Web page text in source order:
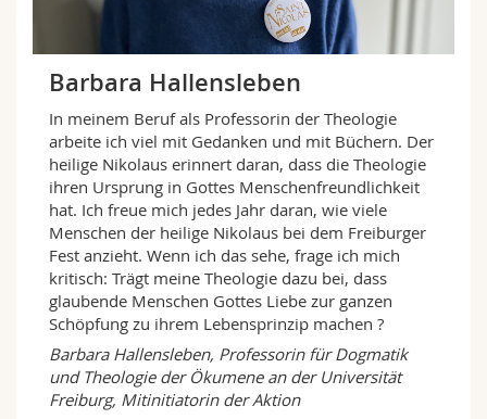
Barbara Hallensleben
In meinem Beruf als Professorin der Theologie
arbeite ich viel mit Gedanken und mit Büchern. Der
heilige Nikolaus erinnert daran, dass die Theologie
ihren Ursprung in Gottes Menschenfreundlichkeit
hat. Ich freue mich jedes Jahr daran, wie viele
Menschen der heilige Nikolaus bei dem Freiburger
Fest anzieht. Wenn ich das sehe, frage ich mich
kritisch: Trägt meine Theologie dazu bei, dass
glaubende Menschen Gottes Liebe zur ganzen
Schöpfung zu ihrem Lebensprinzip machen ?
Barbara Hallensleben, Professorin für Dogmatik
und Theologie der Ökumene an der Universität
Freiburg, Mitinitiatorin der Aktion